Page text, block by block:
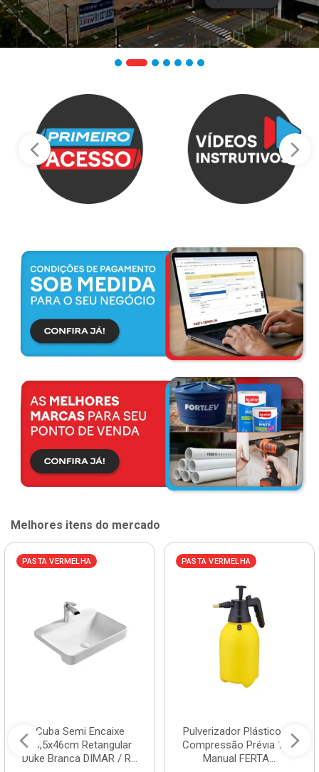
Melhores itens do mercado
PASTA VERMELHA
Cuba Semi Encaixe
58,5x46cm Retangular
Duke Branca DIMAR / R...
PASTA VERMELHA
Pulverizador Plástico de
Compressão Prévia 1,5L
Manual FERTA...